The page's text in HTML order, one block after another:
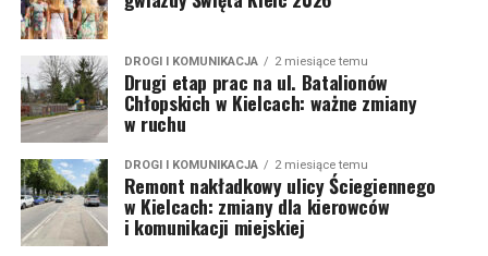
DROGI I KOMUNIKACJA 2 miesiące temu
Drugi etap prac na ul. Batalionów
Chłopskich w Kielcach: ważne zmiany
w ruchu
DROGI I KOMUNIKACJA 2 miesiące temu
Remont nakładkowy ulicy Ściegiennego
w Kielcach: zmiany dla kierowców
i komunikacji miejskiej